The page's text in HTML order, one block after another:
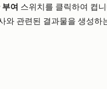
여 스위치를 클릭하여 켭
와 관련된 결과물을 생성하